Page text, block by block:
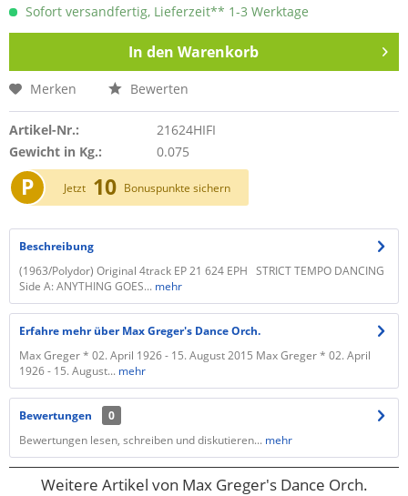
Sofort versandfertig, Lieferzeit** 1-3 Werktage
In den Warenkorb
Merken Bewerten
Artikel-Nr.:
21624HIFI
Gewicht in Kg.:
0.075
P Jetzt 10 Bonuspunkte sichern
Beschreibung
(1963/Polydor) Original 4track EP 21 624 EPH​ STRICT TEMPO DANCING
Side A: ANYTHING GOES... mehr
Erfahre mehr über Max Greger's Dance Orch.
Max Greger * 02. April 1926 - 15. August 2015 Max Greger * 02. April
1926 - 15. August... mehr
Bewertungen
0
Bewertungen lesen, schreiben und diskutieren... mehr
Weitere Artikel von Max Greger's Dance Orch.